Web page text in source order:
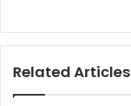
Related Articles